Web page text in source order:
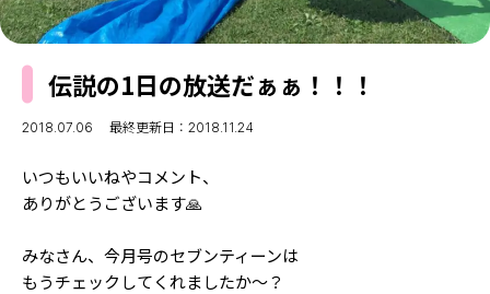
バックナンバー
INFORMATION
Seventeenについて
ST member
伝説の1日の放送だぁぁ！！！
2018.07.06 最終更新日：2018.11.24
いつもいいねやコメント、
ありがとうございます🙏
みなさん、今月号のセブンティーンは
もうチェックしてくれましたか〜？